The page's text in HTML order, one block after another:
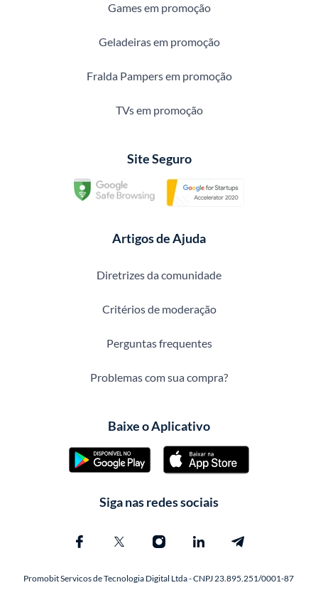
Games em promoção
Geladeiras em promoção
Fralda Pampers em promoção
TVs em promoção
Site Seguro
Artigos de Ajuda
Diretrizes da comunidade
Critérios de moderação
Perguntas frequentes
Problemas com sua compra?
Baixe o Aplicativo
Siga nas redes sociais
Promobit Servicos de Tecnologia Digital Ltda - CNPJ 23.895.251/0001-87